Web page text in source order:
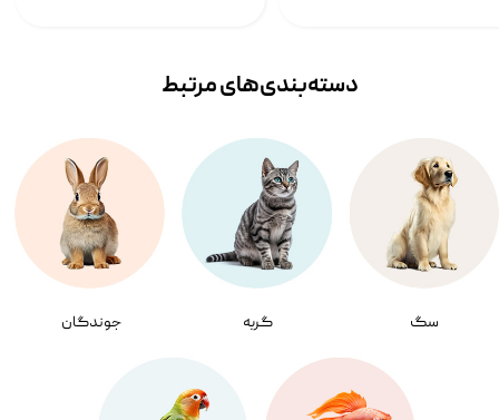
سگ گربه جوندگان
دسته‌بندی‌‌های مرتبط